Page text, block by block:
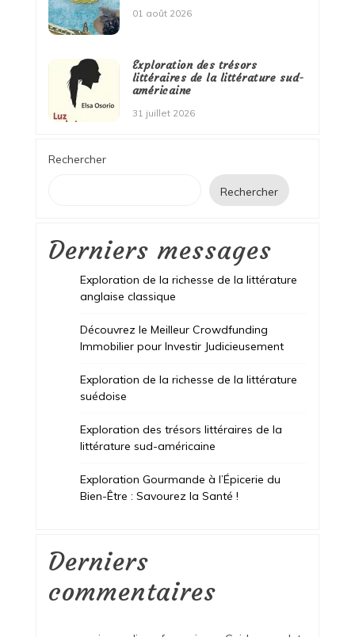
01 août 2026
Exploration des trésors
littéraires de la littérature sud-
américaine
31 juillet 2026
Rechercher
Rechercher
Derniers messages
Exploration de la richesse de la littérature
anglaise classique
Découvrez le Meilleur Crowdfunding
Immobilier pour Investir Judicieusement
Exploration de la richesse de la littérature
suédoise
Exploration des trésors littéraires de la
littérature sud-américaine
Exploration Gourmande à l’Épicerie du
Bien-Être : Savourez la Santé !
Derniers
commentaires